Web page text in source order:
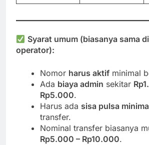
Syarat umum (biasanya sama
operator):
Nomor harus aktif minimal
Ada biaya admin sekitar
Rp5.000.
Harus ada sisa pulsa
transfer.
Nominal transfer biasanya
Rp5.000 – Rp10.000.